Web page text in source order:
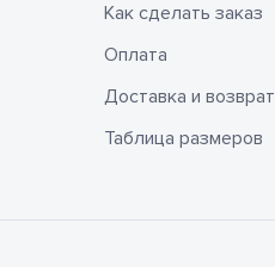
Как сделать заказ
Оплата
Доставка и возврат
Таблица размеров